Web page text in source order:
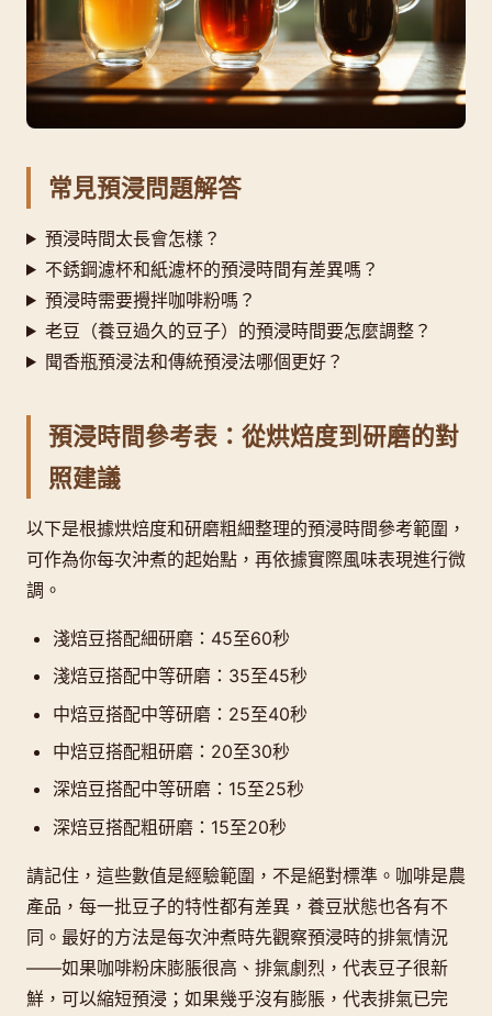
常見預浸問題解答
預浸時間太長會怎樣？
不銹鋼濾杯和紙濾杯的預浸時間有差異嗎？
預浸時需要攪拌咖啡粉嗎？
老豆（養豆過久的豆子）的預浸時間要怎麼調整？
聞香瓶預浸法和傳統預浸法哪個更好？
預浸時間參考表：從烘焙度到研磨的對
照建議
以下是根據烘焙度和研磨粗細整理的預浸時間參考範圍，
可作為你每次沖煮的起始點，再依據實際風味表現進行微
調。
淺焙豆搭配細研磨：45至60秒
淺焙豆搭配中等研磨：35至45秒
中焙豆搭配中等研磨：25至40秒
中焙豆搭配粗研磨：20至30秒
深焙豆搭配中等研磨：15至25秒
深焙豆搭配粗研磨：15至20秒
請記住，這些數值是經驗範圍，不是絕對標準。咖啡是農
產品，每一批豆子的特性都有差異，養豆狀態也各有不
同。最好的方法是每次沖煮時先觀察預浸時的排氣情況
——如果咖啡粉床膨脹很高、排氣劇烈，代表豆子很新
鮮，可以縮短預浸；如果幾乎沒有膨脹，代表排氣已完